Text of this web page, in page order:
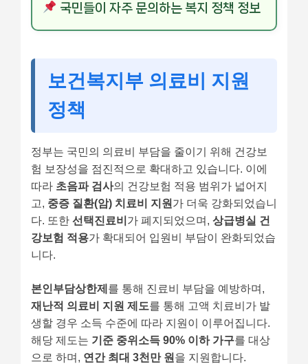
국민들이 자주 문의하는 복지 정책 정보
보건복지부 의료비 지원
정책
정부는 국민의 의료비 부담을 줄이기 위해 건강보
험 보장성을 점진적으로 확대하고 있습니다. 이에
따라 초음파 검사의 건강보험 적용 범위가 넓어지
고, 중증 질환(암) 치료비 지원 가 더욱 강화되었습니
다. 또한 선택진료비 가 폐지되었으며, 상급병실 건
강보험 적용가 확대되어 입원비 부담이 완화되었습
니다.
본인부담상한제 를 통해 진료비 부담을 예방하며,
재난적 의료비 지원 제도를 통해 고액 치료비가 발
생할 경우 소득 수준에 따라 지원이 이루어집니다.
해당 제도는 기준 중위소득 90% 이하 가구를 대상
으로 하며, 연간 최대 3천만 원 을 지원합니다.